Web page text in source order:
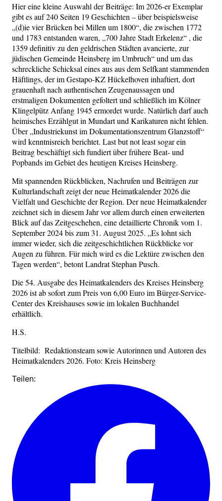
Hier eine kleine Auswahl der Beiträge: Im 2026-er Exemplar
gibt es auf 240 Seiten 19 Geschichten – über beispielsweise
„(d)ie vier Brücken bei Millen um 1800“, die zwischen 1772
und 1783 entstanden waren, „700 Jahre Stadt Erkelenz“ , die
1359 definitiv zu den geldrischen Städten avancierte, zur
jüdischen Gemeinde Heinsberg im Umbruch“ und um das
schreckliche Schicksal eines aus aus dem Selfkant stammenden
Häftlings, der im Gestapo-KZ Hückelhoven inhaftiert, dort
grauenhaft nach authentischen Zeugenaussagen und
erstmaligen Dokumenten gefoltert und schließlich im Kölner
Klingelpütz Anfang 1945 ermordet wurde. Natürlich darf auch
heimisches Erzählgut in Mundart und Karikaturen nicht fehlen.
Über „Industriekunst im Dokumentationszentrum Glanzstoff“
wird kenntnisreich berichtet. Last but not least sogar ein
Beitrag beschäftigt sich fundiert über frühere Beat- und
Popbands im Gebiet des heutigen Kreises Heinsberg.
Mit spannenden Rückblicken, Nachrufen und Beiträgen zur
Kulturlandschaft zeigt der neue Heimatkalender 2026 die
Vielfalt und Geschichte der Region. Der neue Heimatkalender
zeichnet sich in diesem Jahr vor allem durch einen erweiterten
Blick auf das Zeitgeschehen, eine detaillierte Chronik vom 1.
September 2024 bis zum 31. August 2025. „Es lohnt sich
immer wieder, sich die zeitgeschichtlichen Rückblicke vor
Augen zu führen. Für mich wird es die Lektüre zwischen den
Tagen werden“, betont Landrat Stephan Pusch.
Die 54. Ausgabe des Heimatkalenders des Kreises Heinsberg
2026 ist ab sofort zum Preis von 6,00 Euro im Bürger-Service-
Center des Kreishauses sowie im lokalen Buchhandel
erhältlich.
H.S.
Titelbild: Redaktionsteam sowie Autorinnen und Autoren des
Heimatkalenders 2026. Foto: Kreis Heinsberg
Teilen: